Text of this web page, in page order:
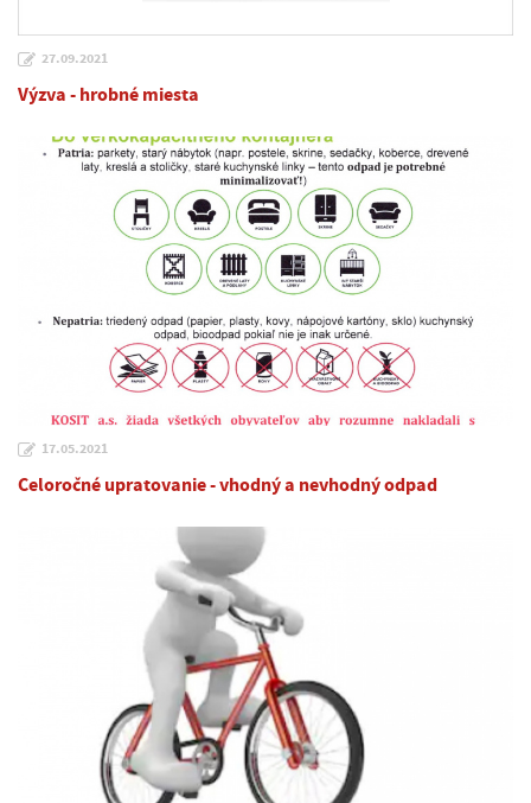
27.09.2021
Výzva - hrobné miesta
17.05.2021
Celoročné upratovanie - vhodný a nevhodný odpad